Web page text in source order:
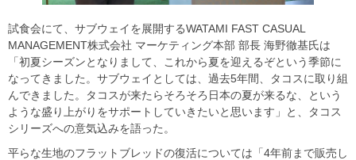
試食会にて、サブウェイを展開するWATAMI FAST CASUAL
MANAGEMENT株式会社 マーケティング本部 部長 海野徹基氏は
「初夏シーズンとなりまして、これから夏を迎えるぞという季節に
なってきました。サブウェイとしては、過去5年間、タコスに取り組
んできました。タコスが来たらそろそろ日本の夏が来るな、という
ような盛り上がりをサポートしていきたいと思います」と、タコス
シリーズへの意気込みを語った。
平らな生地のフラットブレッドの復活については「4年前まで販売し